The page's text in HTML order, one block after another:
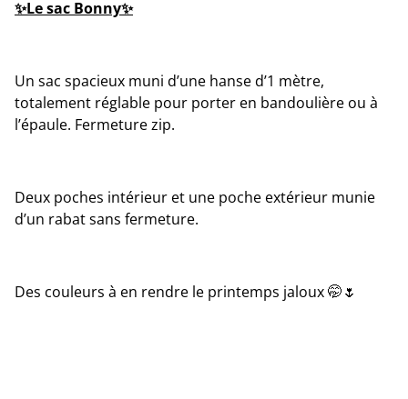
✨Le sac Bonny✨
Un sac spacieux muni d’une hanse d’1 mètre,
totalement réglable pour porter en bandoulière ou à
l’épaule. Fermeture zip.
Deux poches intérieur et une poche extérieur munie
d’un rabat sans fermeture.
Des couleurs à en rendre le printemps jaloux 🤭🌷